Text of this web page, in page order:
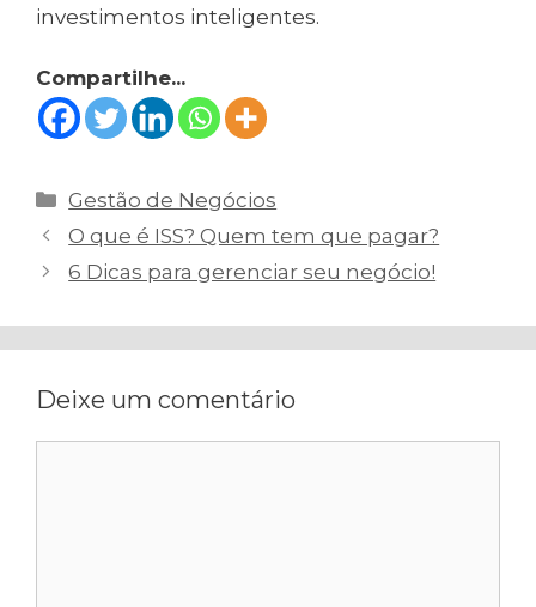
investimentos inteligentes.
Compartilhe...
Categorias
Gestão de Negócios
Navegação
de
O que é ISS? Quem tem que pagar?
6 Dicas para gerenciar seu negócio!
Deixe um comentário